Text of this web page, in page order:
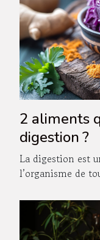
2 aliments
digestion ?
La digestion est
l’organisme de